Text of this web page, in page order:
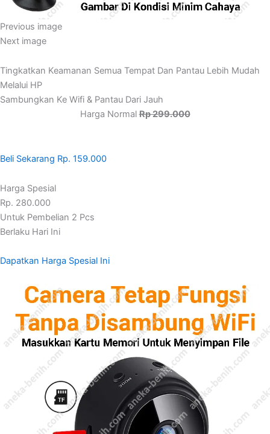
Previous image
Next image
Tingkatkan Keamanan Semua Tempat Dan Pantau Lebih Mudah
Melalui HP
Sambungkan Ke Wifi & Pantau Dari Jauh
Harga NormalRp 299.000
Beli Sekarang Rp. 159.000
Harga Spesial
Rp. 280.000
Untuk Pembelian 2 Pcs
Berlaku Hari Ini
Dapatkan Harga Spesial Ini